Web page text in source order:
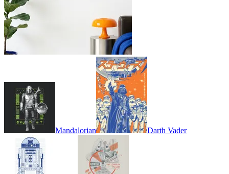
Mandalorian Darth Vader